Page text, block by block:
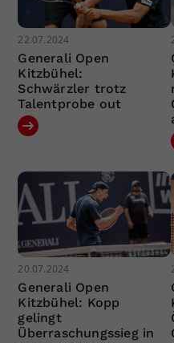
22.07.2024
Generali Open
Kitzbühel:
Schwärzler trotz
Talentprobe out
20.07.2024
Generali Open
Kitzbühel: Kopp
gelingt
Überraschungssieg in